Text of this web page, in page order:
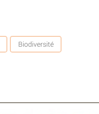
Biodiversité